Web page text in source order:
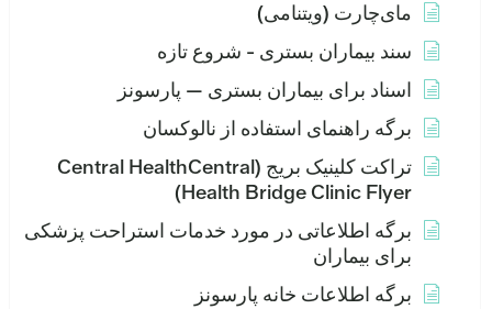
مای‌چارت (ویتنامی)
سند بیماران بستری - شروع تازه
اسناد برای بیماران بستری — پارسونز
برگه راهنمای استفاده از نالوکسان
تراکت کلینیک بریج (Central HealthCentral
Health Bridge Clinic Flyer)
برگه اطلاعاتی در مورد خدمات استراحت پزشکی
برای بیماران
برگه اطلاعات خانه پارسونز